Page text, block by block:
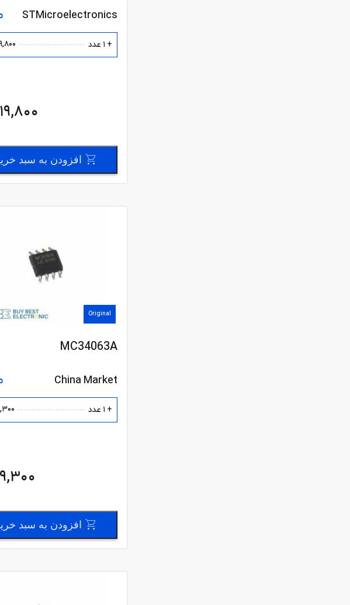
STMicroelectronics
+ 1 عدد
19,800
افزودن به سبد
Original
MC34063A
China Market
+ 1 عدد
9,300
افزودن به سبد